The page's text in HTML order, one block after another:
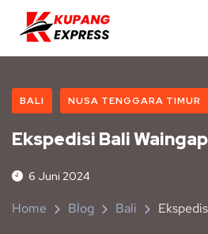
BALI NUSA TENGGARA TIMUR
Ekspedisi Bali
6 Juni 2024
Home Blog Bali